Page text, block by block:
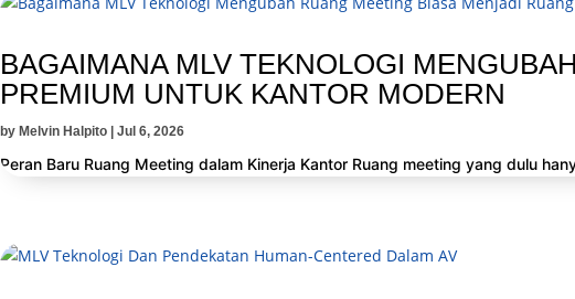
BAGAIMANA MLV TEKNOLOGI
PREMIUM UNTUK KANTOR MODERN
by Melvin Halpito Jul 6, 2026
Peran Baru Ruang Meeting dalam Kinerja Kantor Ruang meeting yang dulu